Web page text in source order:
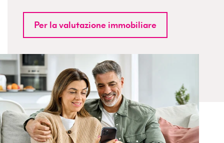
Per la valutazione immobiliare